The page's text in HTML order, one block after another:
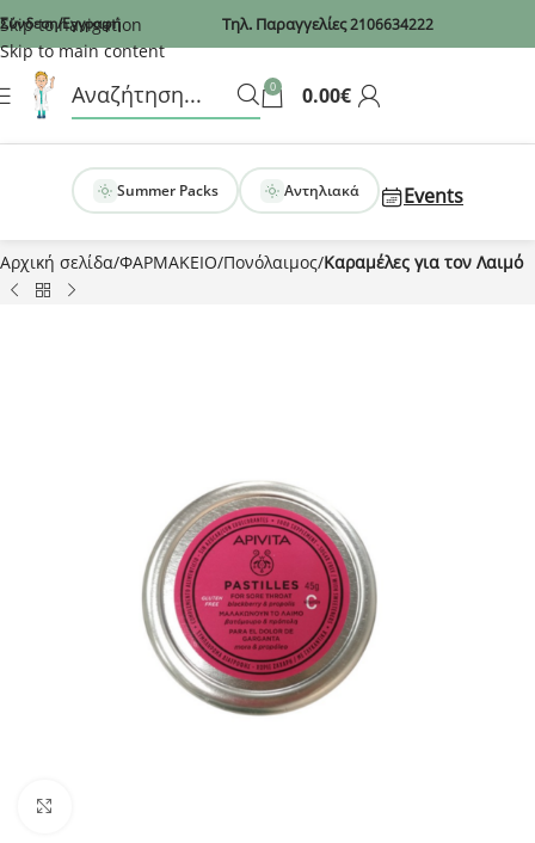
Recaptcha
Skip to navigation
Skip to main content
Σύνδεση/Εγγραφή Τηλ. Παραγγελίες2106634222
0 0.00€
Summer Packs Αντηλιακά Events
Αρχική σελίδα ΦΑΡΜΑΚΕΙΟ Πονόλαιμος Καραμέλες για τον Λαιμό